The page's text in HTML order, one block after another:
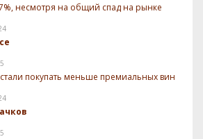
несмотря на общий спад на рынке
покупать меньше премиальных вин